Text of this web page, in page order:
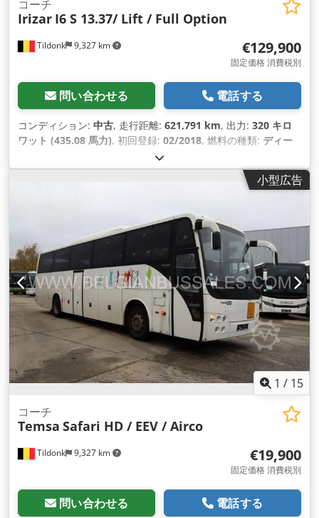
Tildonk 9,327 km
コーチ
Irizar I6 S 13.37/ Lift / Full Option
€129,900
固定価格 消費税別
問い合わせる 電話する
コンディション: 中古, 走行距離: 621,791 km, 出力: 320 キロ
ワット (435.08 馬力), 初回登録: 02/2018, 燃料の種類: ディー
オートマチック
ロ6, 色:その他, ブレーキ:リターダ, 製造年:2018, 装備:
ABS（アンチロック・ブレーキ・システム）, エアコン, クルー
小型広告
1 / 15
Tildonk 9,327 km
コーチ
Temsa Safari HD / EEV / Airco
€19,900
固定価格 消費税別
問い合わせる 電話する